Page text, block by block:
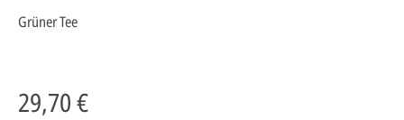
Grüner Tee
29,70 €